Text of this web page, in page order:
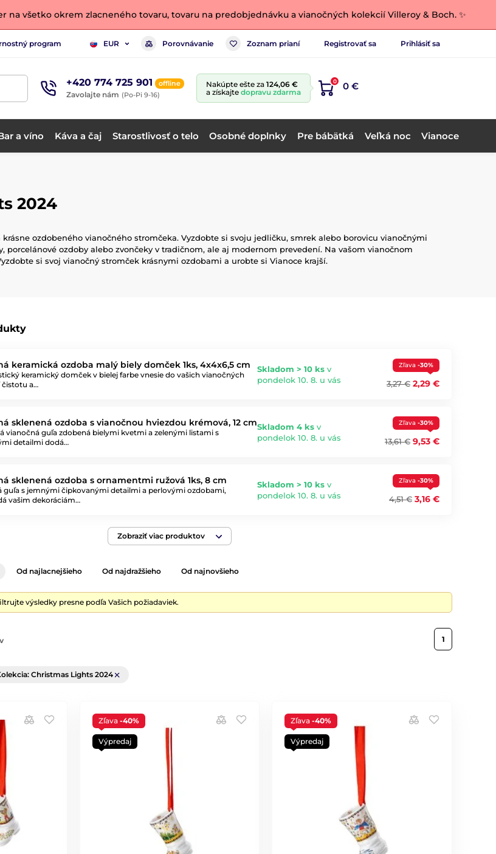
na všetko okrem zlacneného tovaru, tovaru na predobjednávku a vianočných kolekcií Villeroy & Boch. ✨
program EUR Porovnávanie Zoznam prianí Registrovať sa Prihlásiť sa
+420 774 725 901 offline
Zavolajte nám (Po-Pi 9-16)
Nakúpte ešte za 124,06 €
a získajte dopravu zdarma
0 0 €
a víno Káva a čaj Starostlivosť o telo Osobné doplnky Pre bábätká Veľká noc Vianoce
2024
ozdobeného vianočného stromčeka. Vyzdobte si svoju jedličku, smrek alebo borovicu vianočnými
ozdoby alebo zvončeky v tradičnom, ale aj modernom prevedení. Na vašom vianočnom
si svoj vianočný stromček krásnymi ozdobami a urobte si Vianoce krajší.
keramická ozdoba malý biely domček 1ks, 4x4x6,5 cm
keramický domček v bielej farbe vnesie do vašich vianočných
čistotu a…
Skladom > 10 ks v
pondelok 10. 8. u vás
Zľava -30%
3,27 € 2,29 €
sklenená ozdoba s vianočnou hviezdou krémová, 12 cm
vianočná guľa zdobená bielymi kvetmi a zelenými listami s
detailmi dodá…
Skladom 4 ks v
pondelok 10. 8. u vás
Zľava -30%
13,61 € 9,53 €
sklenená ozdoba s ornamentmi ružová 1ks, 8 cm
guľa s jemnými čipkovanými detailmi a perlovými ozdobami,
vašim dekoráciám…
Skladom > 10 ks v
pondelok 10. 8. u vás
Zľava -30%
4,51 € 3,16 €
Zobraziť viac produktov
Od najlacnejšieho Od najdražšieho Od najnovšieho
výsledky presne podľa Vašich požiadaviek.
1
Christmas Lights 2024
Zľava -40%
Výpredaj
Zľava-40%
Výpredaj